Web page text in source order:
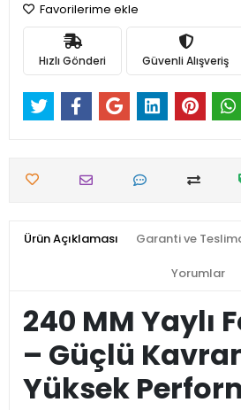
Favorilerime ekle
Hızlı Gönderi Güvenli Alışveriş
Ürün Açıklaması Garanti ve
Yorumlar
240 MM Yaylı
– Güçlü
Yüksek